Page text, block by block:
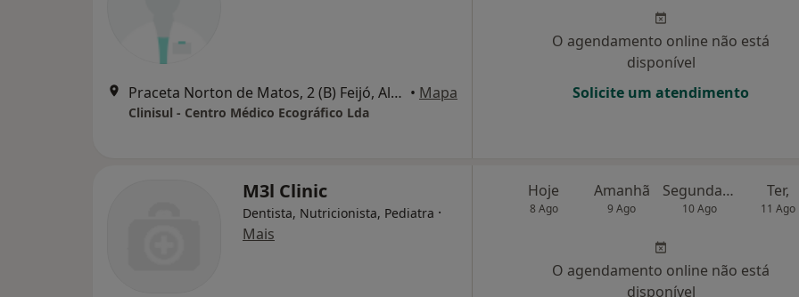
Praceta Norton de Matos, 2 (B) Feijó, Almada • Mapa
Clinisul - Centro Médico Ecográfico Lda
O agendamento online não está
disponível
Solicite um atendimento
M3l Clinic
Dentista, Nutricionista, Pediatra ·
Mais
Hoje
8 Ago
Amanhã
9 Ago
Segunda-feira
10 Ago
Ter,
11 Ago
O agendamento online não está
disponível